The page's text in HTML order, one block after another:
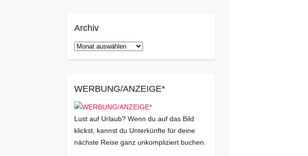
Archiv
Archiv
WERBUNG/ANZEIGE*
Lust auf Urlaub? Wenn du auf das Bild
klickst, kannst du Unterkünfte für deine
nächste Reise ganz unkompliziert buchen.